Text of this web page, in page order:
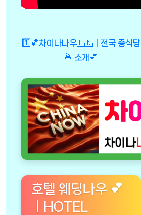
1️⃣💕차이나나우🇨🇳ㅣ전국 중식당
🍜 소개💕
호텔 웨딩나우 💕
ㅣHOTEL